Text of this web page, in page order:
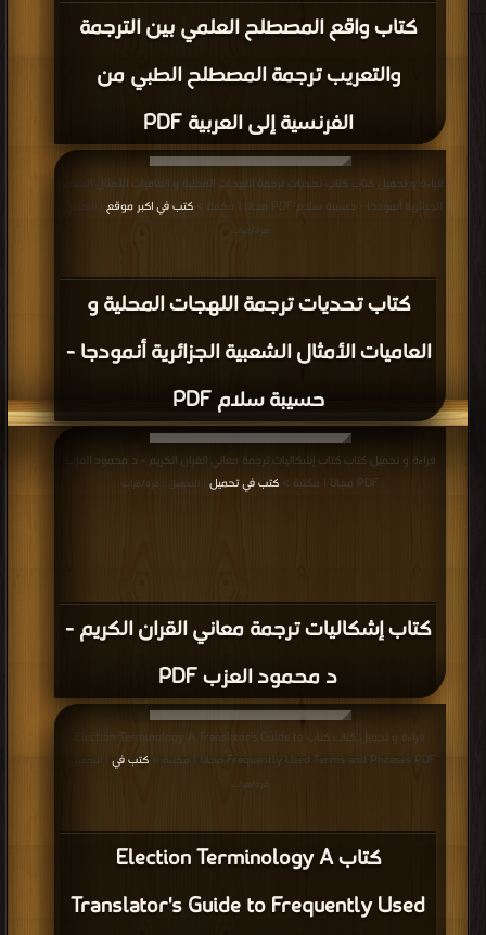
كتاب واقع المصطلح العلمي بین الترجمة
والتعریب ترجمة المصطلح الطبي من
الفرنسیة إلى العربیة PDF
كتاب تحديات ترجمة اللهجات المحلية و
العاميات الأمثال الشعبية الجزائرية أنمودجا -
حسيبة سلام PDF
قراءة و تحميل كتاب كتاب تحديات ترجمة اللهجات المحلية و العاميات الأمثال الشعبية
الجزائرية أنمودجا - حسيبة سلام PDF مجانا | مكتبة >
كتب في اكبر موقع
| التحميل :
مرة/مرات
كتاب إشكاليات ترجمة معاني القران الكريم -
د محمود العزب PDF
قراءة و تحميل كتاب كتاب إشكاليات ترجمة معاني القران الكريم - د محمود العزب
PDF مجانا | مكتبة >
كتب في تحميل | التحميل : مرة/مرات
كتاب Election Terminology A
Translator's Guide to Frequently Used
قراءة و تحميل كتاب كتاب Election Terminology A Translator's Guide to
Frequently Used Terms and Phrases PDF مجانا | مكتبة >
كتب في
| التحميل :
مرة/مرات